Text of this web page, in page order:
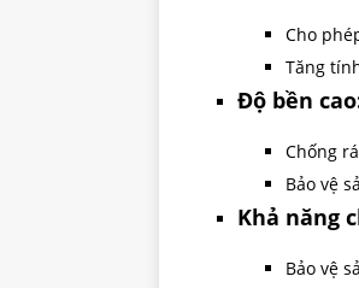
Cho
Tăng
Độ bền
Chống
Bảo vệ
Khả năng
Bảo vệ